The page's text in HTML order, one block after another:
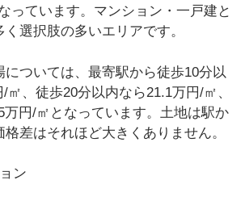
っています。マンション・一戸建と
選択肢の多いエリアです。
については、最寄駅から徒歩10分以
㎡、徒歩20分以内なら21.1万円/㎡、
万円/㎡となっています。土地は駅か
差はそれほど大きくありません。
ン